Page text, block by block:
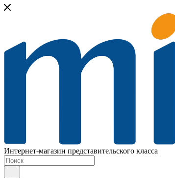
Интернет-магазин представительского класса